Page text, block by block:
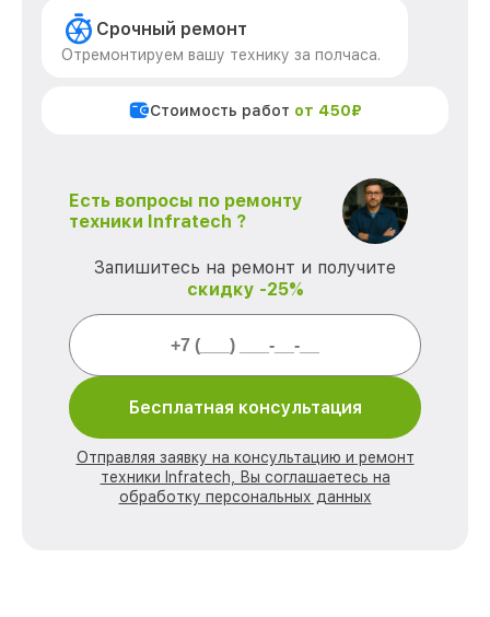
Срочный ремонт
Отремонтируем вашу технику за полчаса.
Стоимость работ от 450₽
Есть вопросы по ремонту
техники Infratech ?
Запишитесь на ремонт и получите
скидку -25%
Бесплатная консультация
Отправляя заявку на консультацию и ремонт
техники Infratech, Вы соглашаетесь на
обработку персональных данных